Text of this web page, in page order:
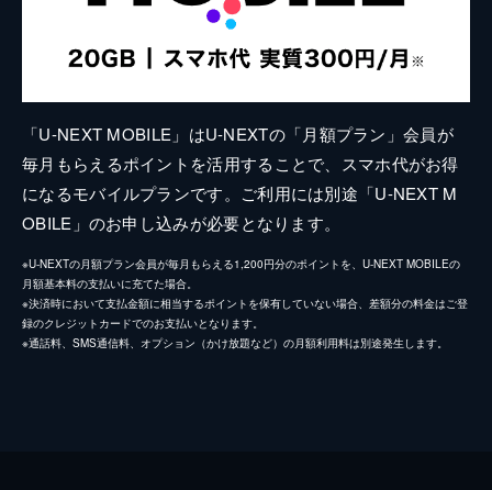
「U-NEXT MOBILE」はU-NEXTの「月額プラン」会員が
毎月もらえるポイントを活用することで、スマホ代がお得
になるモバイルプランです。ご利用には別途「U-NEXT M
OBILE」のお申し込みが必要となります。
※U-NEXTの月額プラン会員が毎月もらえる1,200円分のポイントを、U-NEXT MOBILEの
月額基本料の支払いに充てた場合。
※決済時において支払金額に相当するポイントを保有していない場合、差額分の料金はご登
録のクレジットカードでのお支払いとなります。
※通話料、SMS通信料、オプション（かけ放題など）の月額利用料は別途発生します。